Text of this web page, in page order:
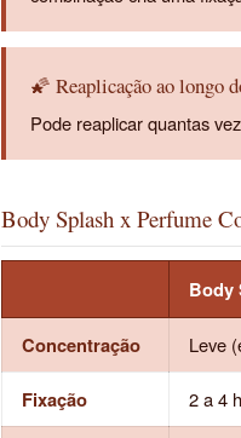
🌠 Reaplicação ao longo
Pode reaplicar quantas
Body Splash x Perfume
Body
Concentração Leve
Fixação 2 a 4